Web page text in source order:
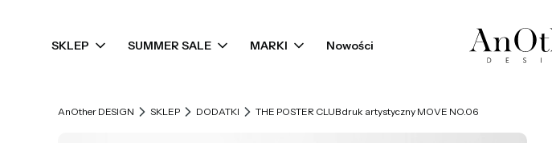
SKLEP SUMMER SALE MARKI Nowości
AnOther DESIGN SKLEP DODATKI THE POSTER CLUB druk artystyczny MOVE NO.06